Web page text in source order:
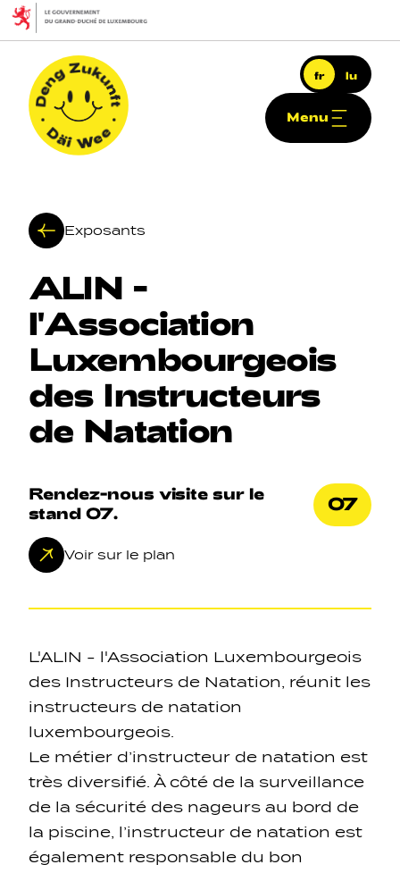
Aller au contenu principal
fr lu
Menu
Navigation principale
Navigation secondarie
Réseaux sociaux
Exposants
ALIN -
l'Association
Luxembourgeois
des Instructeurs
de Natation
07
Rendez-nous visite sur le
stand 07.
Voir sur le plan
L'ALIN - l'Association Luxembourgeois
des Instructeurs de Natation, réunit les
instructeurs de natation
luxembourgeois.
Le métier d’instructeur de natation est
très diversifié. À côté de la surveillance
de la sécurité des nageurs au bord de
la piscine, l’instructeur de natation est
également responsable du bon